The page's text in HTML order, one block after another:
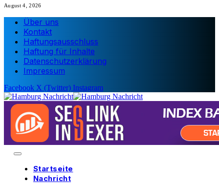
August 4, 2026
Über uns
Kontakt
Haftungsausschluss
Haftung für Inhalte
Datenschutzerklärung
Impressum
Facebook X (Twitter) Instagram
Startseite
Nachricht